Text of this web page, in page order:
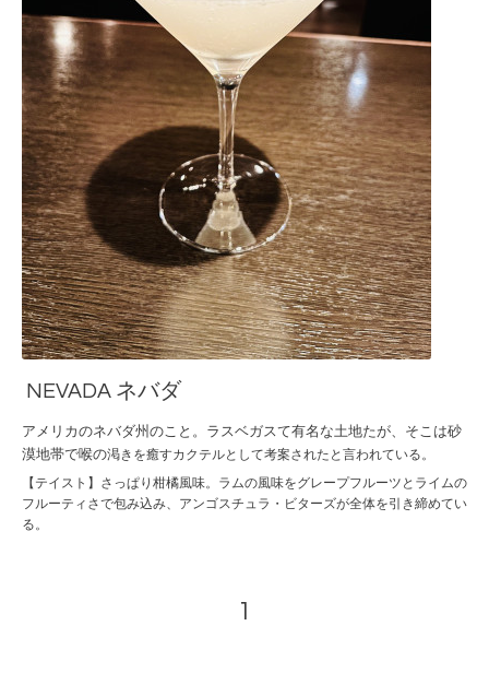
NEVADA ネバダ
アメリカのネバダ州のこと。ラスベガスて有名な土地たが、そこは砂
漠地帯で喉の渇きを癒すカクテルとして考案されたと言われている。
【テイスト】さっぱり柑橘風味。ラムの風味をグレープフルーツとライムの
フルーティさで包み込み、アンゴスチュラ・ビターズが全体を引き締めてい
る。
1